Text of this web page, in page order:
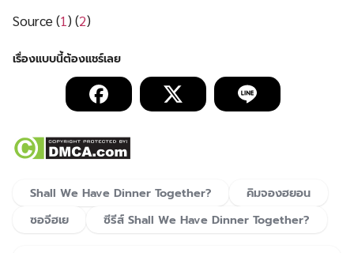
Source (1) (2)
Shall We Have Dinner Together?
คิมจองฮยอน
ซอจีฮเย
ซีรีส์ Shall We Have Dinner Together?